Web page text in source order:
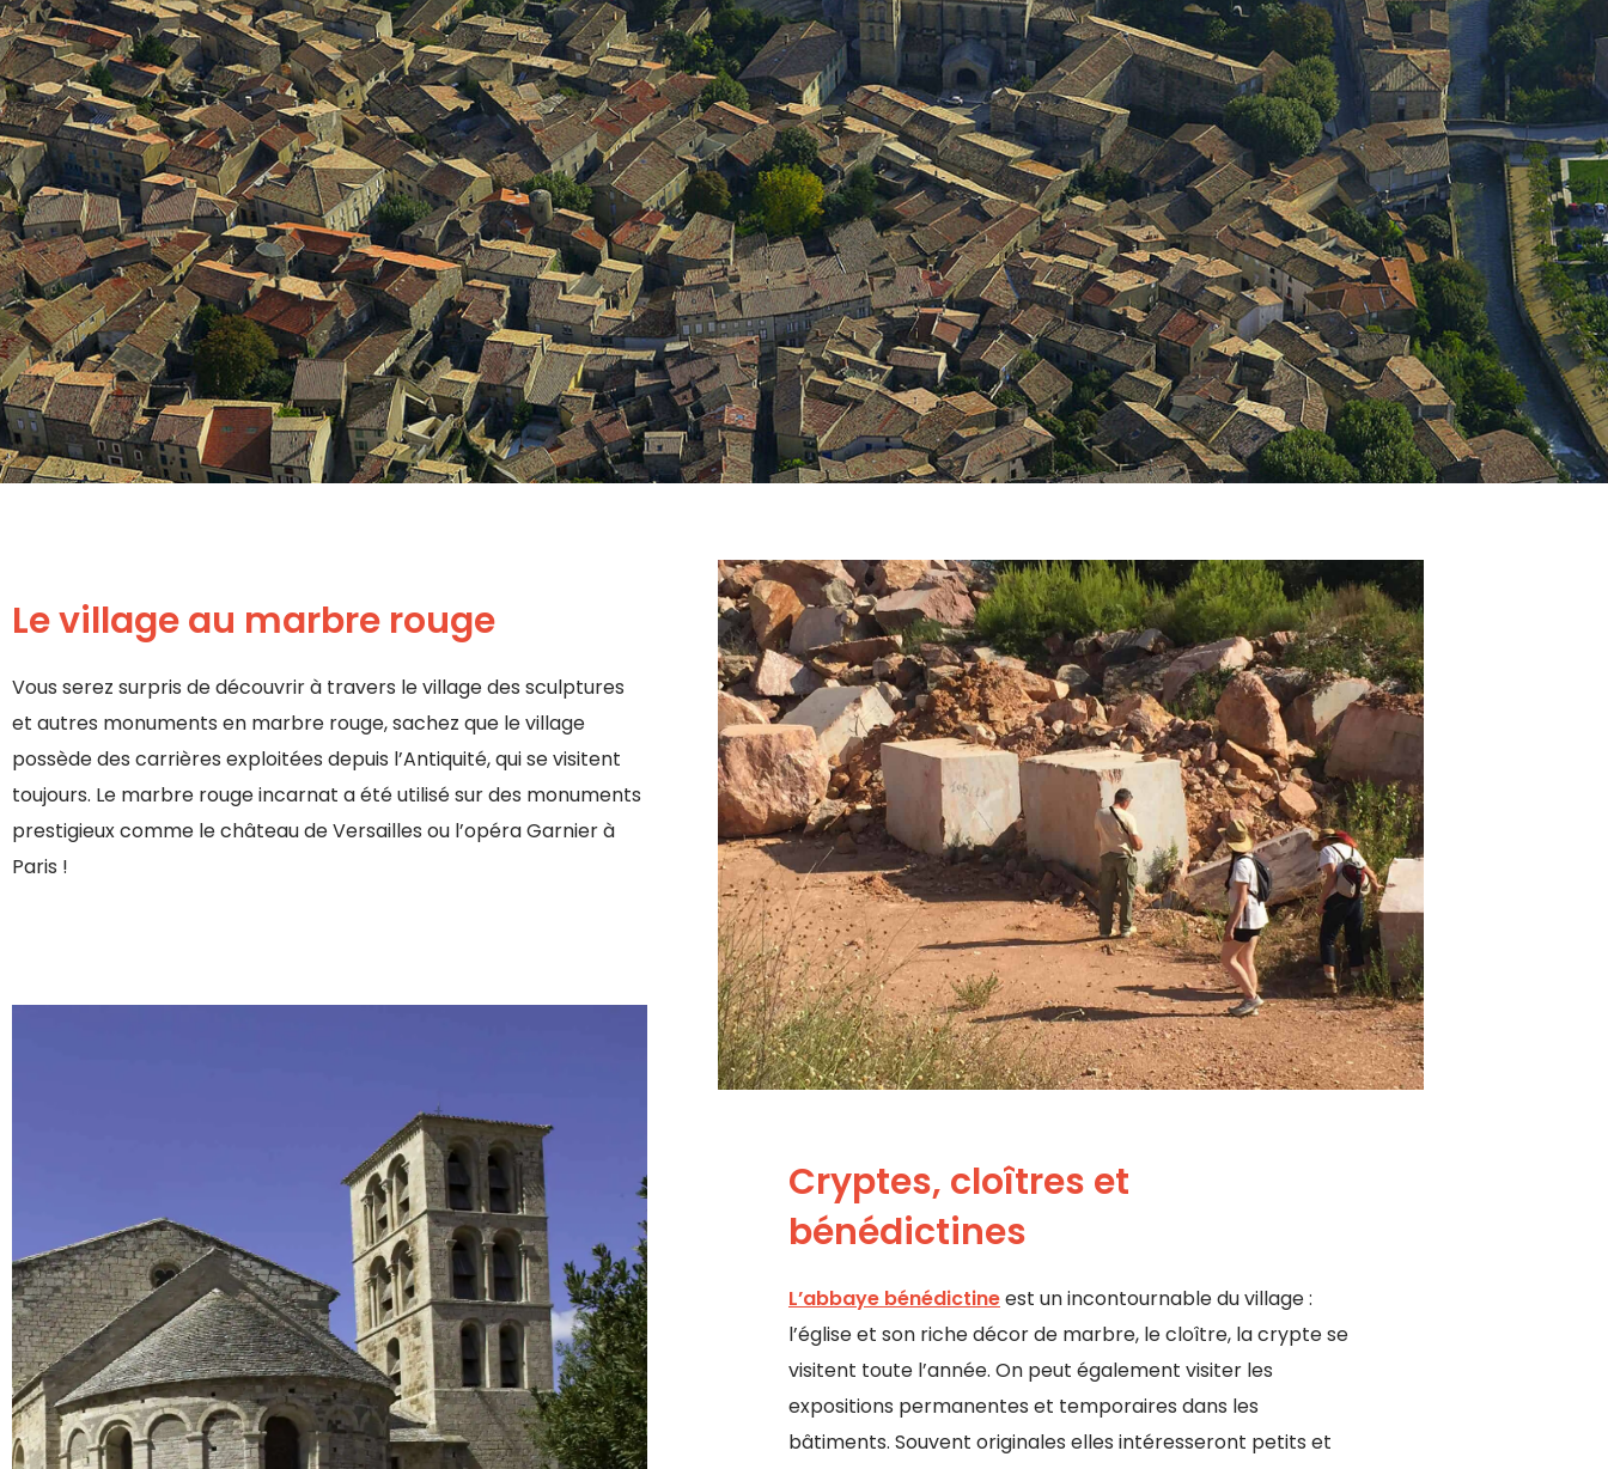
Le village au marbre rouge
Vous serez surpris de découvrir à travers le village des sculptures
et autres monuments en marbre rouge, sachez que le village
possède des carrières exploitées depuis l’Antiquité, qui se visitent
toujours. Le marbre rouge incarnat a été utilisé sur des monuments
prestigieux comme le château de Versailles ou l’opéra Garnier à
Paris !
Cryptes, cloîtres et
bénédictines
L’abbaye bénédictineest un incontournable du village :
l’église et son riche décor de marbre, le cloître, la crypte se
visitent toute l’année. On peut également visiter les
expositions permanentes et temporaires dans les
bâtiments. Souvent originales elles intéresseront petits et